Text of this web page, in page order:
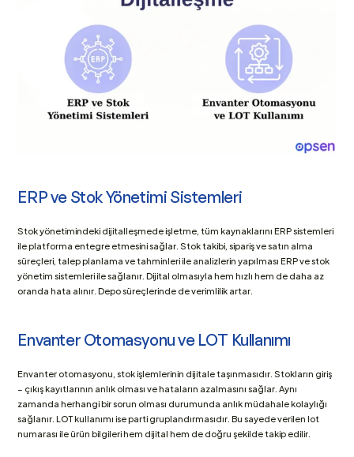
ERP ve Stok Yönetimi Sistemleri
Stok yönetimindeki dijitalleşmede işletme, tüm kaynaklarını ERP sistemleri
ile platforma entegre etmesini sağlar. Stok takibi, sipariş ve satın alma
süreçleri, talep planlama ve tahminleri ile analizlerin yapılması ERP ve stok
yönetim sistemleri ile sağlanır. Dijital olmasıyla hem hızlı hem de daha az
oranda hata alınır. Depo süreçlerinde de verimlilik artar.
Envanter Otomasyonu ve LOT Kullanımı
Envanter otomasyonu, stok işlemlerinin dijitale taşınmasıdır. Stokların giriş
– çıkış kayıtlarının anlık olması ve hataların azalmasını sağlar. Aynı
zamanda herhangi bir sorun olması durumunda anlık müdahale kolaylığı
sağlanır. LOT kullanımı ise parti gruplandırmasıdır. Bu sayede verilen lot
numarası ile ürün bilgileri hem dijital hem de doğru şekilde takip edilir.